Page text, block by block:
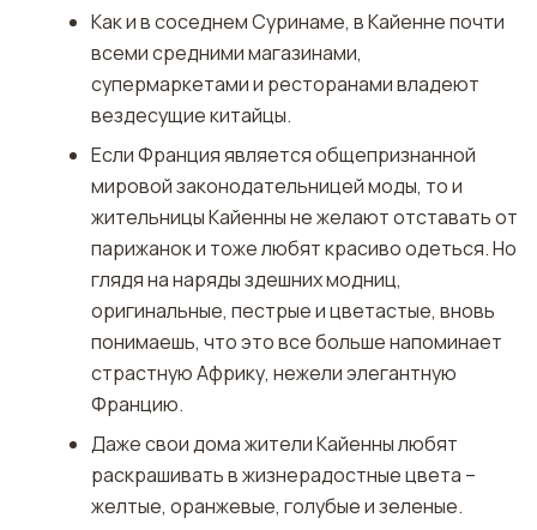
Как и в соседнем Суринаме, в Кайенне почти
всеми средними магазинами,
супермаркетами и ресторанами владеют
вездесущие китайцы.
Если Франция является общепризнанной
мировой законодательницей моды, то и
жительницы Кайенны не желают отставать от
парижанок и тоже любят красиво одеться. Но
глядя на наряды здешних модниц,
оригинальные, пестрые и цветастые, вновь
понимаешь, что это все больше напоминает
страстную Африку, нежели элегантную
Францию.
Даже свои дома жители Кайенны любят
раскрашивать в жизнерадостные цвета –
желтые, оранжевые, голубые и зеленые.